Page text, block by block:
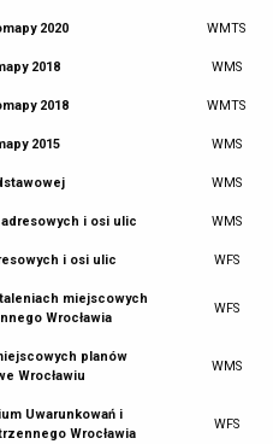
2020 WMTS
2018 WMS
2018 WMTS
2015 WMS
WMS
i osi ulic WMS
i osi ulic WFS
miejscowych
Wrocławia
WFS
planów
Wrocławiu
WMS
Uwarunkowań i
Wrocławia
WFS